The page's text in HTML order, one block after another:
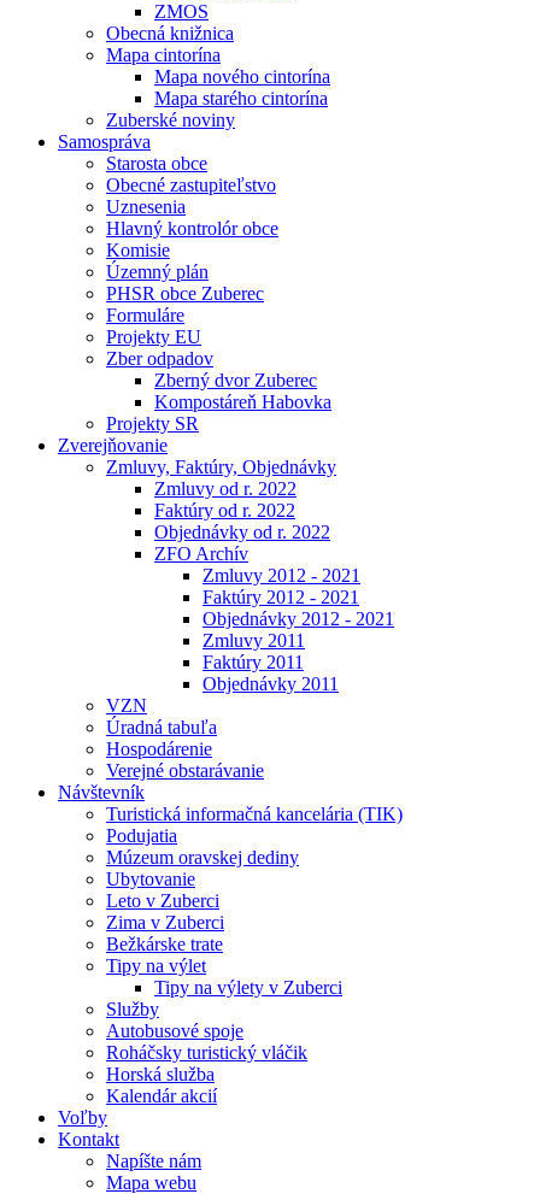
ZMOS
Obecná knižnica
Mapa cintorína
Mapa nového cintorína
Mapa starého cintorína
Zuberské noviny
Samospráva
Starosta obce
Obecné zastupiteľstvo
Uznesenia
Hlavný kontrolór obce
Komisie
Územný plán
PHSR obce Zuberec
Formuláre
Projekty EU
Zber odpadov
Zberný dvor Zuberec
Kompostáreň Habovka
Projekty SR
Zverejňovanie
Zmluvy, Faktúry, Objednávky
Zmluvy od r. 2022
Faktúry od r. 2022
Objednávky od r. 2022
ZFO Archív
Zmluvy 2012 - 2021
Faktúry 2012 - 2021
Objednávky 2012 - 2021
Zmluvy 2011
Faktúry 2011
Objednávky 2011
VZN
Úradná tabuľa
Hospodárenie
Verejné obstarávanie
Návštevník
Turistická informačná kancelária (TIK)
Podujatia
Múzeum oravskej dediny
Ubytovanie
Leto v Zuberci
Zima v Zuberci
Bežkárske trate
Tipy na výlet
Tipy na výlety v Zuberci
Služby
Autobusové spoje
Roháčsky turistický vláčik
Horská služba
Kalendár akcií
Voľby
Kontakt
Napíšte nám
Mapa webu